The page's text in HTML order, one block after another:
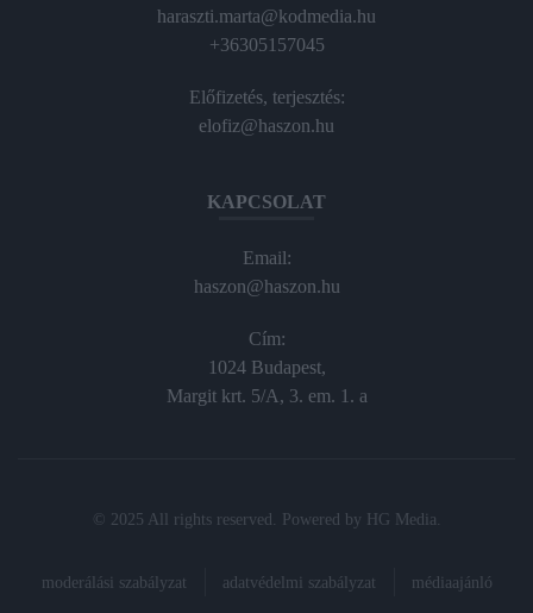
haraszti.marta@kodmedia.hu
+36305157045
Előfizetés, terjesztés:
elofiz@haszon.hu
KAPCSOLAT
Email:
haszon@haszon.hu
Cím:
1024 Budapest,
Margit krt. 5/A, 3. em. 1. a
© 2025 All rights reserved. Powered by HG Media
moderálási szabályzat adatvédelmi szabályzat médiaajánló